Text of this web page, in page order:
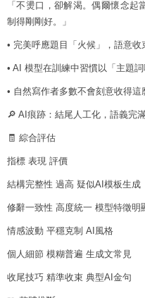
「不燙口，卻解渴。偶爾懷念
制得剛剛好。」
• 完美呼應題目「火候」，語意收
• AI 模型在訓練中習慣以「主題
• 自然寫作者多數不會刻意收得這
🔎 AI痕跡：結尾人工化，語義完
🧾 綜合評估
指標 表現 評價
結構完整性 過高 疑似AI模板生成
修辭一致性 高度統一 模型特徵明
情感波動 平穩克制 AI風格
個人細節 模糊普遍 生成文常見
收尾技巧 精準收束 典型AI金句